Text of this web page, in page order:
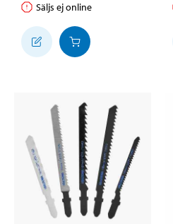
Säljs ej online